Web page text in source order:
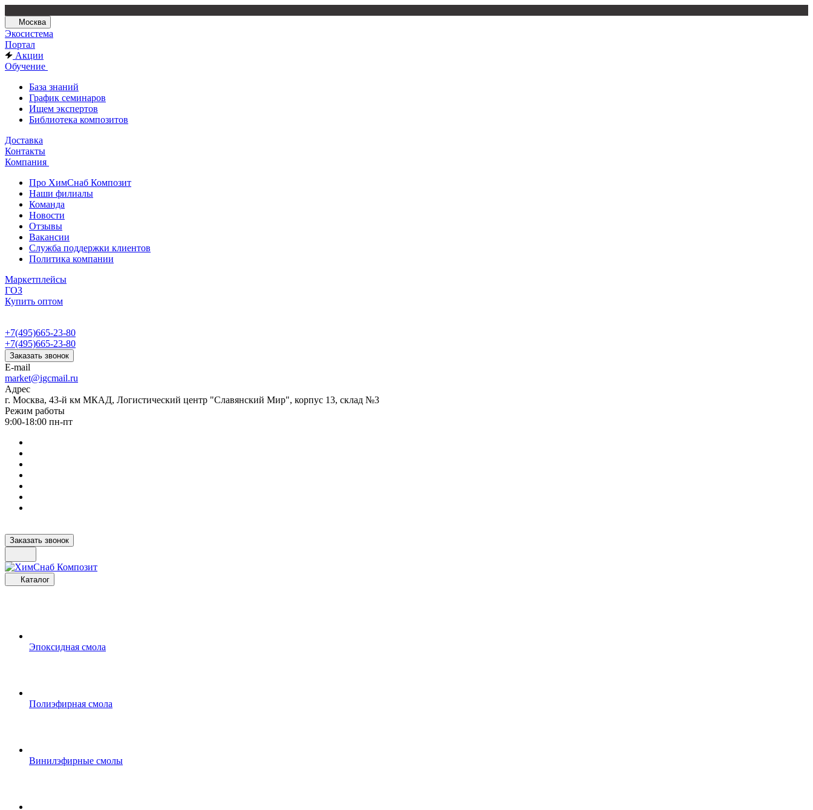
Москва
Экосистема
Портал
Акции
Обучение
База знаний
График семинаров
Ищем экспертов
Библиотека композитов
Доставка
Контакты
Компания
Про ХимСнаб Композит
Наши филиалы
Команда
Новости
Отзывы
Вакансии
Служба поддержки клиентов
Политика компании
Маркетплейсы
ГОЗ
Купить оптом
+7(495)665-23-80
+7(495)665-23-80
Заказать звонок
E-mail
market@igcmail.ru
Адрес
г. Москва, 43-й км МКАД, Логистический центр "Славянский Мир", корпус 13, склад №3
Режим работы
9:00-18:00 пн-пт
Заказать звонок
Каталог
Эпоксидная смола
Полиэфирная смола
Винилэфирные смолы